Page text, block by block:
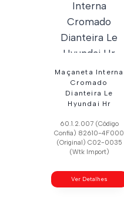
Maçaneta Interna
Cromado
Dianteira Le
Hyundai Hr
60.1.2.007 (Código
Confia) 82610-4F000
(Original) C02-0035
(Wtk Import)
Ver Detalhes